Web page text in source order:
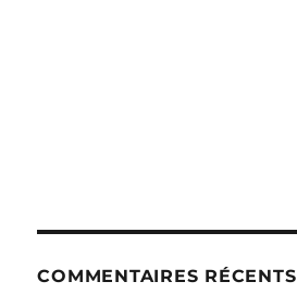
COMMENTAIRES RÉCENTS